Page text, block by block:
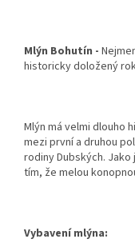
Mlýn Bohutín -
historicky doložený
Mlýn má velmi dlouho
mezi první a druhou
rodiny Dubských. Jako
tím, že melou
Vybavení mlýna: